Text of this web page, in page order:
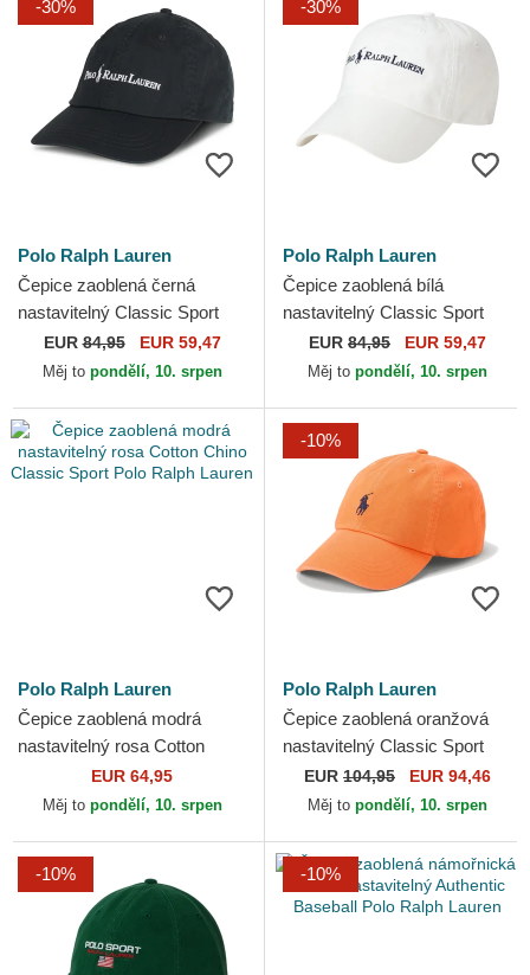
-30%
Polo Ralph Lauren
Čepice zaoblená černá
nastavitelný Classic Sport
Polo Ralph Lauren
EUR84,95 EUR 59,47
Měj to pondělí, 10. srpen
-30%
Polo Ralph Lauren
Čepice zaoblená bílá
nastavitelný Classic Sport
Polo Ralph Lauren
EUR 84,95 EUR 59,47
Měj to pondělí, 10. srpen
Polo Ralph Lauren
Čepice zaoblená modrá
nastavitelný rosa Cotton
Chino Classic Sport Polo
Ralph Lauren
EUR 64,95
Měj to pondělí, 10. srpen
-10%
Polo Ralph Lauren
Čepice zaoblená oranžová
nastavitelný Classic Sport
Cotton Chino Polo Ralph
Lauren
EUR 104,95 EUR 94,46
Měj to pondělí, 10. srpen
-10% -10%